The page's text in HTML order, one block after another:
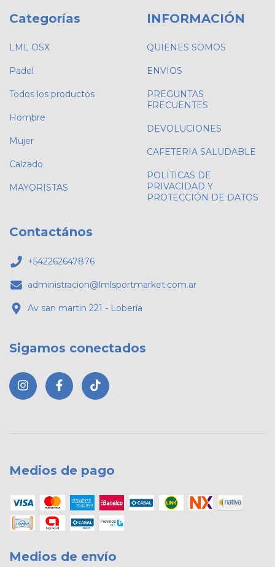
Categorías
LML OSX
Padel
Todos los productos
Hombre
Mujer
Calzado
MAYORISTAS
INFORMACIÓN
QUIENES SOMOS
ENVIOS
PREGUNTAS
FRECUENTES
DEVOLUCIONES
CAFETERIA SALUDABLE
POLITICAS DE
PRIVACIDAD Y
PROTECCIÓN DE DATOS
Contactános
+542262647876
administracion@lmlsportmarket.com.ar
Av san martin 221 - Lobería
Sigamos conectados
Medios de pago
Medios de envío